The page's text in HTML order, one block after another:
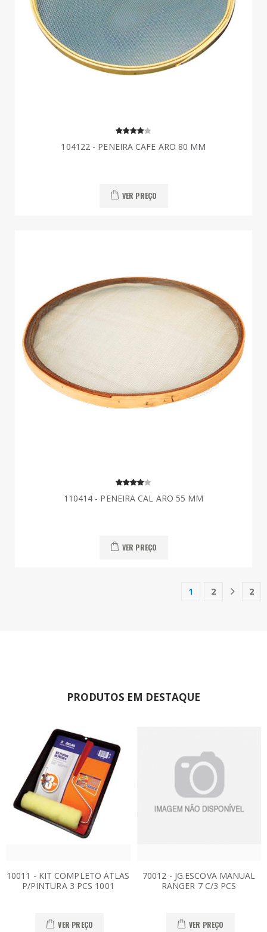
104122 - PENEIRA CAFE ARO 80 MM
VER PREÇO
110414 - PENEIRA CAL ARO 55 MM
VER PREÇO
1(current)
2 2
PRODUTOS EM DESTAQUE
10011 - KIT COMPLETO ATLAS
P/PINTURA 3 PCS 1001
VER PREÇO
70012 - JG.ESCOVA MANUAL
RANGER 7 C/3 PCS
VER PREÇO